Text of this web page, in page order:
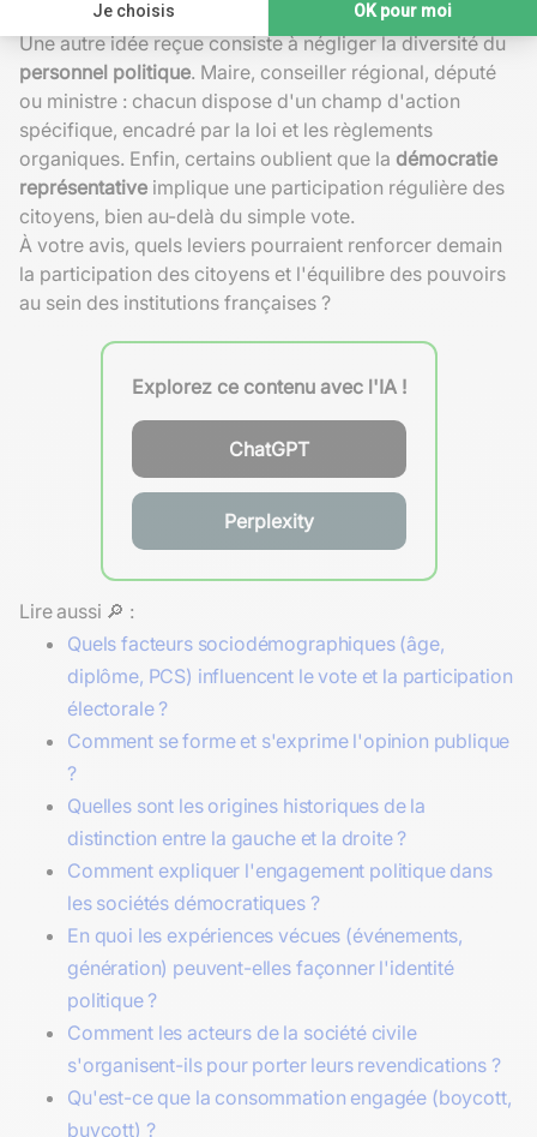
le débat public.
Une autre idée reçue consiste à négliger la diversité du
personnel politique. Maire, conseiller régional, député
ou ministre : chacun dispose d'un champ d'action
spécifique, encadré par la loi et les règlements
organiques. Enfin, certains oublient que la démocratie
représentative implique une participation régulière des
citoyens, bien au-delà du simple vote.
À votre avis, quels leviers pourraient renforcer demain
la participation des citoyens et l'équilibre des pouvoirs
au sein des institutions françaises ?
Explorez ce contenu avec l'IA !
ChatGPT
Perplexity
Lire aussi 🔎 :
Quels facteurs sociodémographiques (âge,
diplôme, PCS) influencent le vote et la participation
électorale ?
Comment se forme et s'exprime l'opinion publique
?
Quelles sont les origines historiques de la
distinction entre la gauche et la droite ?
Comment expliquer l'engagement politique dans
les sociétés démocratiques ?
En quoi les expériences vécues (événements,
génération) peuvent-elles façonner l'identité
politique ?
Comment les acteurs de la société civile
s'organisent-ils pour porter leurs revendications ?
Qu'est-ce que la consommation engagée (boycott,
buycott) ?